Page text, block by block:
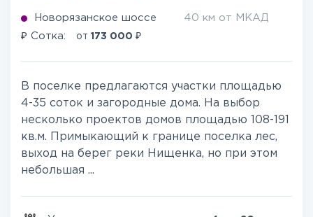
Новорязанское шоссе 40 км от МКАД
₽ Сотка: от 173 000 ₽
В поселке предлагаются участки площадью
4-35 соток и загородные дома. На выбор
несколько проектов домов площадью 108-191
кв.м. Примыкающий к границе поселка лес,
выход на берег реки Нищенка, но при этом
небольшая ...